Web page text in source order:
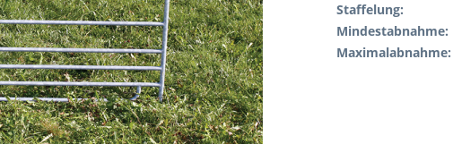
Staffelung:
Mindestabnahme:
Maximalabnahme: